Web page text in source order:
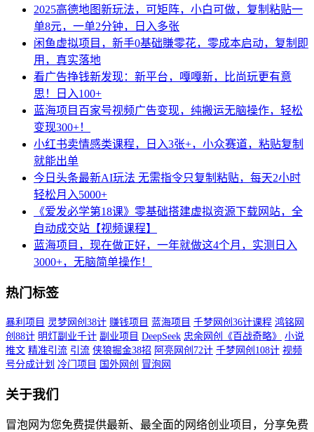
2025高德地图新玩法，可矩阵，小白可做，复制粘贴一
单8元，一单2分钟，日入多张
闲鱼虚拟项目，新手0基础賺零花，零成本启动，复制即
用，真实落地
看广告挣钱新发现：新平台，嘎嘎新，比尚玩更有意
思！日入100+
蓝海项目百家号视频广告变现，纯搬运无脑操作，轻松
变现300+！
小红书卖情感类课程，日入3张+，小众赛道，粘贴复制
就能出单
今日头条最新AI玩法 无需指令只复制粘贴，每天2小时
轻松月入5000+
《爱发必学第18课》零基础搭建虚拟资源下载网站，全
自动成交站【视频课程】
蓝海项目，现在做正好，一年就做这4个月，实测日入
3000+，无脑简单操作！
热门标签
暴利项目 灵梦网创38计 赚钱项目 蓝海项目 千梦网创36计课程 鸿铭网
创88计 明灯副业千计 副业项目 DeepSeek 忠余网创《百战奇略》
小说
推文 精准引流 引流 侠狼掘金38招 阿亮网创72计 千梦网创108计 视频
号分成计划 冷门项目 国外网创 冒泡网
关于我们
冒泡网为您免费提供最新、最全面的网络创业项目，分享免费